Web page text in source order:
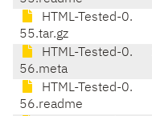
HTML-Tested-0.
55.tar.gz
HTML-Tested-0.
56.meta
HTML-Tested-0.
56.readme